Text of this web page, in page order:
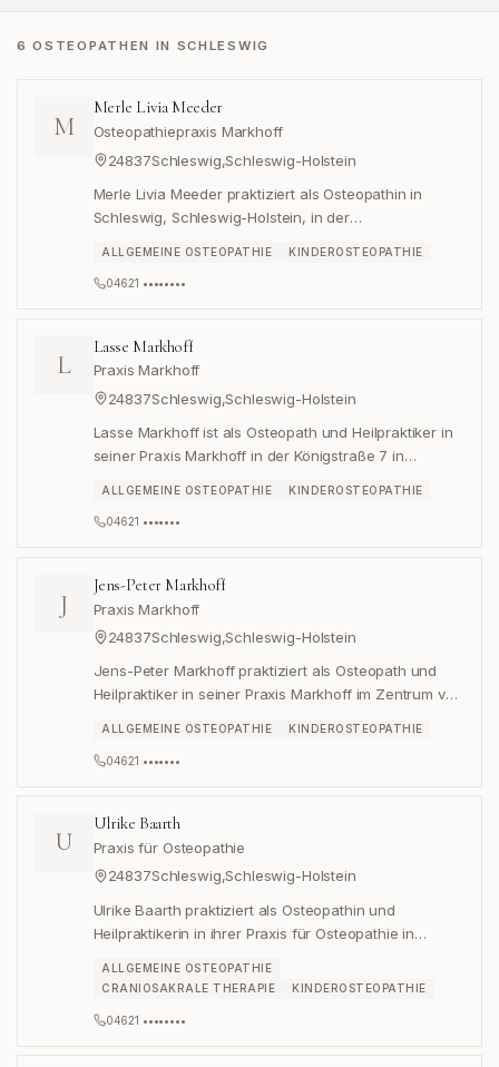
6 OSTEOPATHEN IN SCHLESWIG
M
Merle Livia Meeder
Osteopathiepraxis Markhoff
24837Schleswig,Schleswig-Holstein
Merle Livia Meeder praktiziert als Osteopathin in
Schleswig, Schleswig-Holstein, in der
ALLGEMEINE OSTEOPATHIE KINDEROSTEOPATHIE
04621 ••••••••
L
Lasse Markhoff
Praxis Markhoff
24837Schleswig,Schleswig-Holstein
Lasse Markhoff ist als Osteopath und Heilpraktiker in
seiner Praxis Markhoff in der Königstraße 7 in
ALLGEMEINE OSTEOPATHIE KINDEROSTEOPATHIE
04621 •••••••
J
Jens-Peter Markhoff
Praxis Markhoff
24837Schleswig,Schleswig-Holstein
Jens-Peter Markhoff praktiziert als Osteopath und
Heilpraktiker in seiner Praxis Markhoff im Zentrum von
ALLGEMEINE OSTEOPATHIE KINDEROSTEOPATHIE
04621 •••••••
U
Ulrike Baarth
Praxis für Osteopathie
24837Schleswig,Schleswig-Holstein
Ulrike Baarth praktiziert als Osteopathin und
Heilpraktikerin in ihrer Praxis für Osteopathie in
ALLGEMEINE OSTEOPATHIE
CRANIOSAKRALE THERAPIE
KINDEROSTEOPATHIE
04621 ••••••••